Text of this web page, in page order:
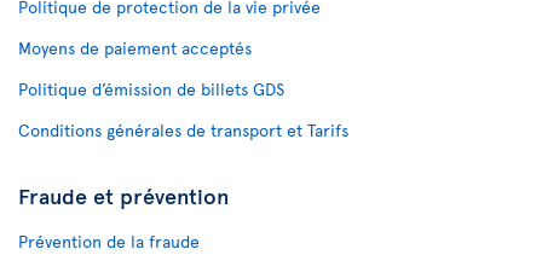
Politique de protection de la vie privée
Moyens de paiement acceptés
Politique d’émission de billets GDS
Conditions générales de transport et Tarifs
Fraude et prévention
Prévention de la fraude